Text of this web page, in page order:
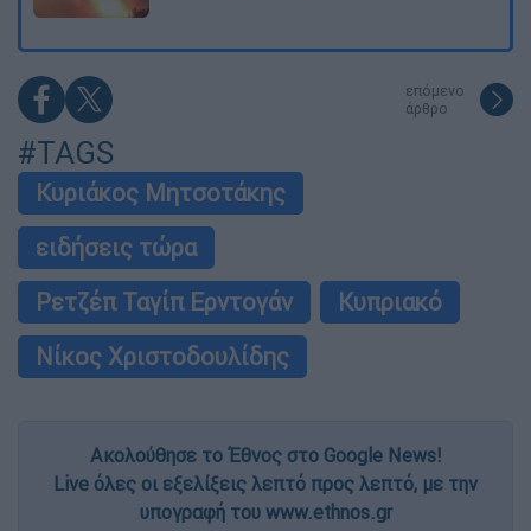
επόμενο
άρθρο
#TAGS
Κυριάκος Μητσοτάκης
ειδήσεις τώρα
Ρετζέπ Ταγίπ Ερντογάν
Κυπριακό
Νίκος Χριστοδουλίδης
Ακολούθησε το Έθνος στο Google News!
Live όλες οι εξελίξεις λεπτό προς λεπτό, με την
υπογραφή του www.ethnos.gr